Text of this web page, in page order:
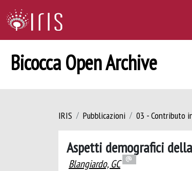
Bicocca Open Archive
IRIS Pubblicazioni 03 - Contributo
Aspetti demografici
Blangiardo, GC